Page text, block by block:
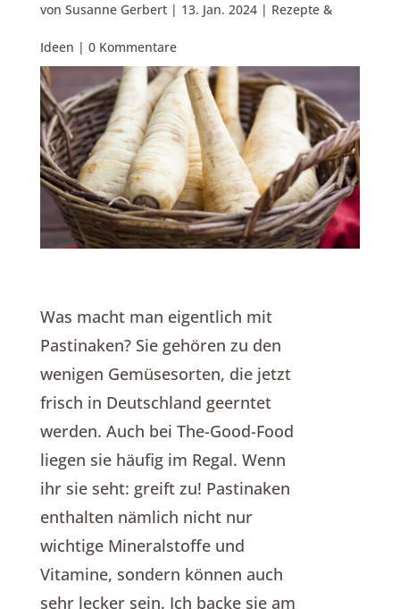
von Susanne Gerbert| 13. Jan. 2024| Rezepte &
Ideen | 0 Kommentare
Was macht man eigentlich mit
Pastinaken? Sie gehören zu den
wenigen Gemüsesorten, die jetzt
frisch in Deutschland geerntet
werden. Auch bei The-Good-Food
liegen sie häufig im Regal. Wenn
ihr sie seht: greift zu! Pastinaken
enthalten nämlich nicht nur
wichtige Mineralstoffe und
Vitamine, sondern können auch
sehr lecker sein. Ich backe sie am